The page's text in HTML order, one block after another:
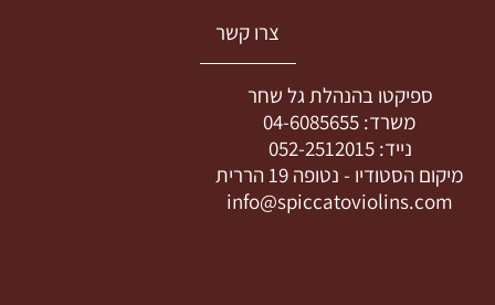
צרו קשר
ספיקטו בהנהלת גל שחר
משרד: 04-6085655
נייד:052-2512015
מיקום הסטודיו - נטופה 19 הררית
info@spiccatoviolins.com